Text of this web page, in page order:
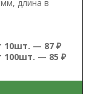
длина в
10шт. — 87 ₽
100шт. — 85 ₽